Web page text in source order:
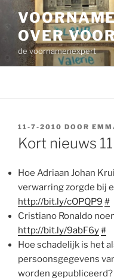
inhoud
OVER
de voornamenexpert
GEPLAATST
OP
11-7-2010 DOOR
Kort nieuws
Hoe Adriaan Johan
verwarring zorgde bij
http://bit.ly/cOPQP9 #
Cristiano Ronaldo
http://bit.ly/9abF6y#
Hoe schadelijk is het
persoonsgegevens
worden gepubliceerd?